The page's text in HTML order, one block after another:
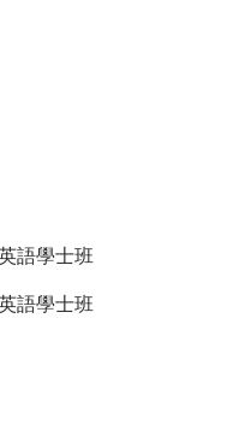
語學士班
語學士班